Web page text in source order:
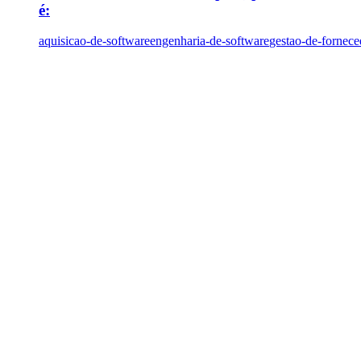
é:
aquisicao-de-softwareengenharia-de-softwaregestao-de-